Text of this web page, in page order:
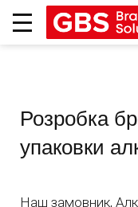
Розробка
упаковки
Наш замовник,